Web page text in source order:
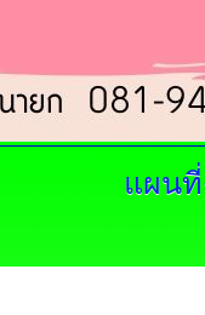
แผน